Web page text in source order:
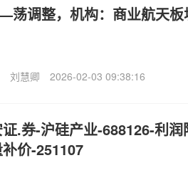
荡调整，机构：商业航天板
刘慧卿 2026-02-03 09:38:16
.券-沪硅产业-688126-利
价-251107